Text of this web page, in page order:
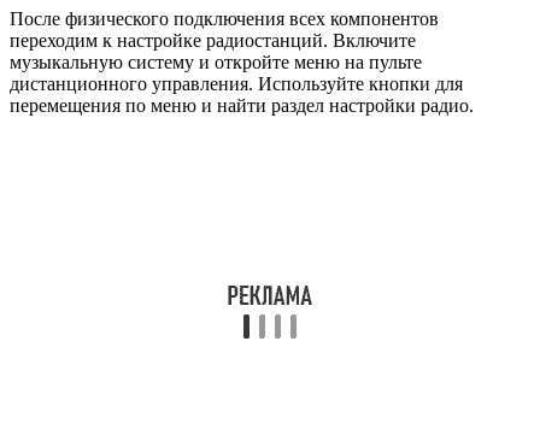
После физического подключения всех компонентов
переходим к настройке радиостанций. Включите
музыкальную систему и откройте меню на пульте
дистанционного управления. Используйте кнопки для
перемещения по меню и найти раздел настройки радио.